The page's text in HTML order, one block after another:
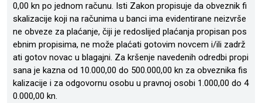
0,00 kn po jednom računu. Isti Zakon propisuje da obveznik fi
skalizacije koji na računima u banci ima evidentirane neizvrše
ne obveze za plaćanje, čiji je redoslijed plaćanja propisan pos
ebnim propisima, ne može plaćati gotovim novcem i/ili zadrž
ati gotov novac u blagajni. Za kršenje navedenih odredbi propi
sana je kazna od 10.000,00 do 500.000,00 kn za obveznika fis
kalizacije i za odgovornu osobu u pravnoj osobi 1.000,00 do 4
0.000,00 kn.